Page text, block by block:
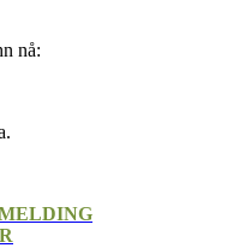
nå: